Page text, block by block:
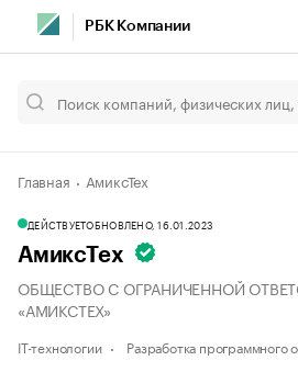
РБК Компании
Главная АмиксТех
ДЕЙСТВУЕТОБНОВЛЕНО, 16.01.2023
АмиксТех
ОБЩЕСТВО С ОГРАНИЧЕННОЙ
«АМИКСТЕХ»
IT-технологии Разработка программного